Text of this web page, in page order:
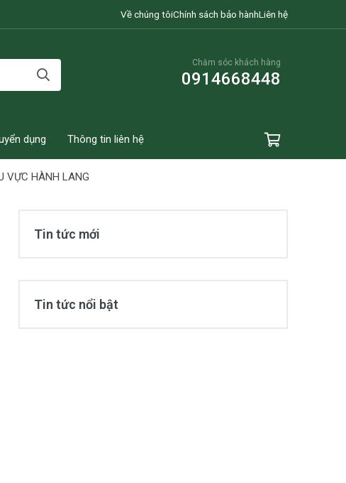
Về chúng tôiChính sách bảo hànhLiên hệ
Chăm sóc khách hàng
0914668448
dụng Thông tin liên hệ
VỰC HÀNH LANG
Tin tức mới
Tin tức nổi bật